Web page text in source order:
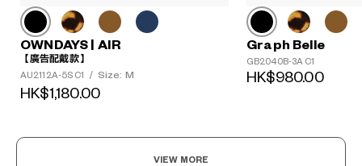
OWNDAYS | AIR
【廣告配戴款】
AU2112A-5S C1
/ Size: M
HK$1,180.00
Graph Belle
GB2040B-3A C1
HK$980.00
VIEW MORE